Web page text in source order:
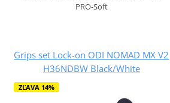
PRO-Soft
Grips set Lock-on ODI NOMAD MX V2
H36NDBW Black/White
ZĽAVA 14%